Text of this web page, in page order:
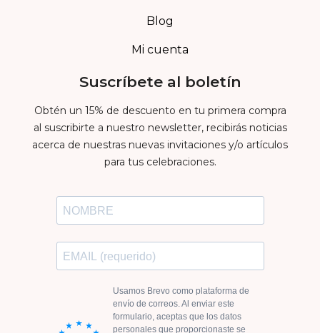
Blog
Mi cuenta
Suscríbete al boletín
Obtén un 15% de descuento en tu primera compra
al suscribirte a nuestro newsletter, recibirás noticias
acerca de nuestras nuevas invitaciones y/o artículos
para tus celebraciones.